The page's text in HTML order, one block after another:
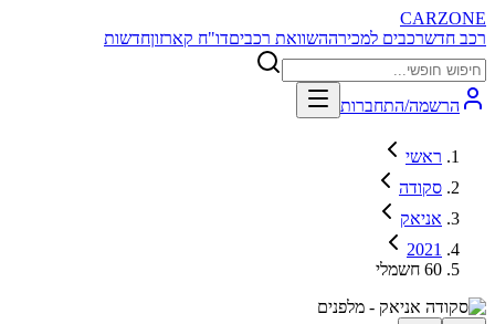
CARZONE
רכב חדשרכבים למכירההשוואת רכביםדו"ח קארזוןחדשות
הרשמה/התחברות
ראשי
סקודה
אניאק
2021
60 חשמלי